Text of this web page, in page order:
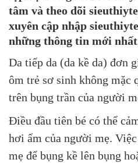
tâm và theo dõi
xuyên cập nhập
những thông tin mới
Da tiếp da (da kề da) đơn
ôm trẻ sơ sinh không mặc
trên bụng trần của người
Điều đầu tiên bé có thể
hơi ấm của người mẹ.
mẹ để bụng kề lên bụng